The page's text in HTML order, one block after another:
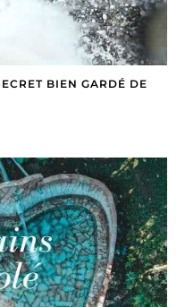
BIEN GARDÉ DE